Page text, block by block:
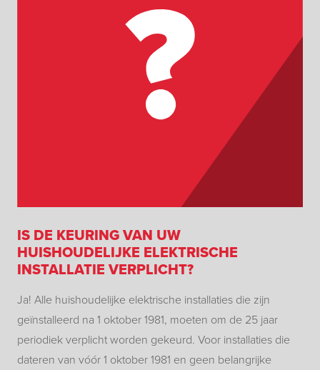
IS DE KEURING VAN UW
HUISHOUDELIJKE ELEKTRISCHE
INSTALLATIE VERPLICHT?
Ja! Alle huishoudelijke elektrische installaties die zijn
geïnstalleerd na 1 oktober 1981, moeten om de 25 jaar
periodiek verplicht worden gekeurd. Voor installaties die
dateren van vóór 1 oktober 1981 en geen belangrijke